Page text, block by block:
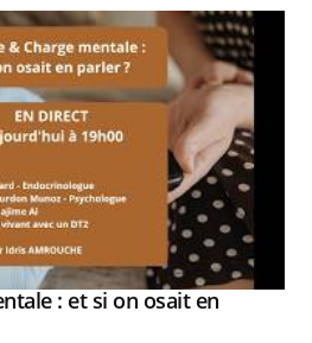
: et si on osait en